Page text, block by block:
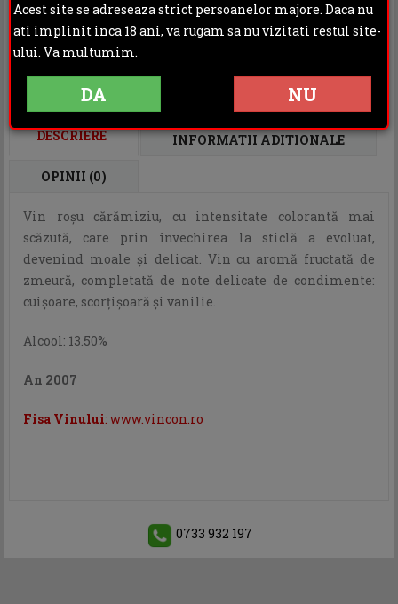
Categoria: Vinuri
Distribuie:
DESCRIERE INFORMATII ADITIONALE
OPINII (0)
Vin roșu cărămiziu, cu intensitate colorantă mai
scăzută, care prin învechirea la sticlă a evoluat,
devenind moale și delicat. Vin cu aromă fructată de
zmeură, completată de note delicate de condimente:
cuișoare, scorțișoară și vanilie.
Alcool: 13.50%
An 2007
Fisa Vinului: www.vincon.ro
0733 932 197
Acest site se adreseaza strict persoanelor majore. Daca nu
ati implinit inca 18 ani, va rugam sa nu vizitati restul site-
ului. Va multumim.
DA NU